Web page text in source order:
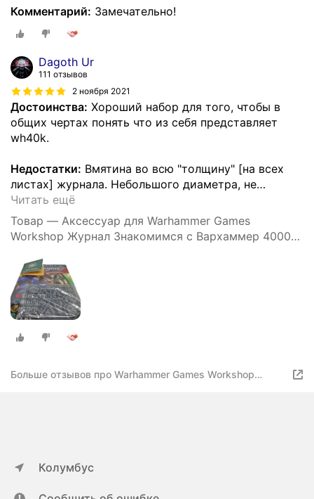
Комментарий: Замечательно!
Dagoth Ur
111 отзывов
2 ноября 2021
Достоинства: Хороший набор для того, чтобы в
общих чертах понять что из себя представляет
wh40k.
Недостатки: Вмятина во всю "толщину" [на всех
листах] журнала. Небольшого диаметра, не…
Читать ещё
Товар — Аксессуар для Warhammer Games
Workshop Журнал Знакомимся с Вархаммер 40000
WARHAMMER 40K (ENG))
Больше отзывов про Warhammer Games Workshop
Колумбус